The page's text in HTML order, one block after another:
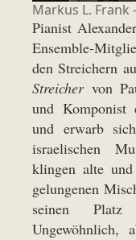
Markus L.
Pianist
Ensemble-
den Streichern
Streichervon
und Komponist
und erwarb
israelischen
klingen alte
gelungenen
seinen Platz
Ungewöhnlich,